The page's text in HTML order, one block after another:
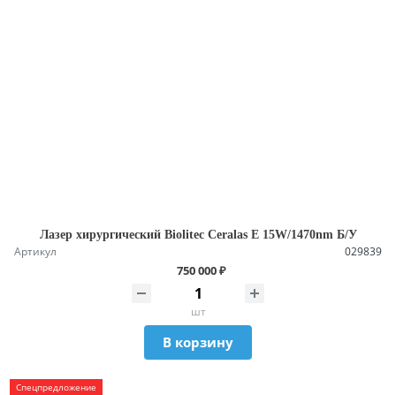
Лазер хирургический Biolitec Ceralas E 15W/1470nm Б/У
Артикул 029839
750 000 ₽
шт
В корзину
Спецпредложение